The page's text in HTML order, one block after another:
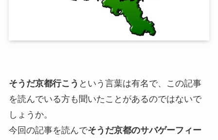
そうだ京都行こう という言葉は有名で、この記事
を読んでいる方も聞いたことがあるのではないで
しょうか。
今回の記事を読んでそうだ京都のサバゲーフィー